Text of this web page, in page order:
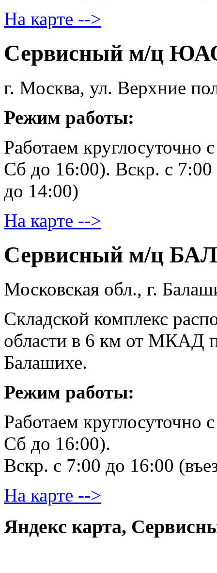
На карте -->
Сервисный м/ц
г. Москва, ул. Верхние
Режим работы:
Работаем круглосуточно
Сб до 16:00). Вскр. с 7:00
до 14:00)
На карте -->
Сервисный м/ц
Московская обл., г.
Складской комплекс
области в 6 км от МКАД
Балашихе.
Режим работы:
Работаем круглосуточно
Сб до 16:00).
Вскр. с 7:00 до 16:00
На карте -->
Яндекс карта,